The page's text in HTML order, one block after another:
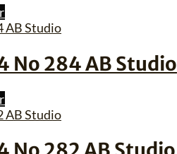
No 284 AB Studio